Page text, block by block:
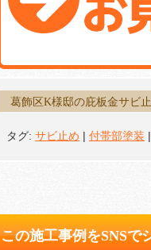
葛飾区K様邸の庇板金サビ
タグ: サビ止め | 付帯部塗装 |
この施工事例をSNSで